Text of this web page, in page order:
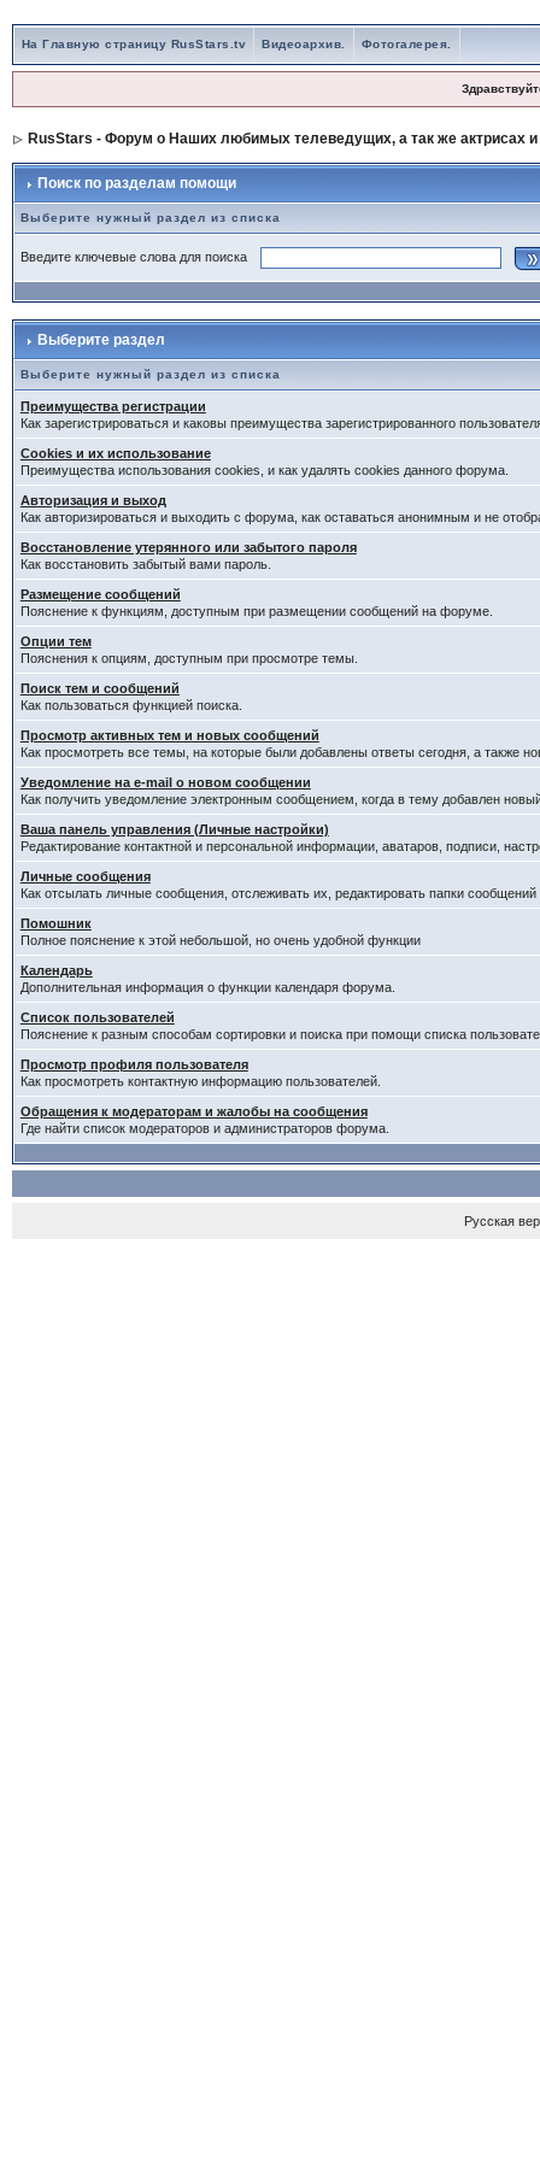
На Главную страницу RusStars.tv Видеоархив. Фотогалерея.
RusStars - Форум о Наших любимых телеведущих, а так же актрисах и
Поиск по разделам помощи
Выберите нужный раздел из списка
Введите ключевые слова для поиска
Выберите раздел
Выберите нужный раздел из списка
Преимущества регистрации
Как зарегистрироваться и каковы преимущества зарегистрированного
Cookies и их использование
Преимущества использования cookies, и как удалять cookies данного форума.
Авторизация и выход
Как авторизироваться и выходить с форума, как оставаться анонимным и не
Восстановление утерянного или забытого пароля
Как восстановить забытый вами пароль.
Размещение сообщений
Пояснение к функциям, доступным при размещении сообщений на форуме.
Опции тем
Пояснения к опциям, доступным при просмотре темы.
Поиск тем и сообщений
Как пользоваться функцией поиска.
Просмотр активных тем и новых сообщений
Как просмотреть все темы, на которые были добавлены ответы сегодня, а также
Уведомление на е-mail о новом сообщении
Как получить уведомление электронным сообщением, когда в тему добавлен
Ваша панель управления (Личные настройки)
Редактирование контактной и персональной информации, аватаров, подписи,
Личные сообщения
Как отсылать личные сообщения, отслеживать их, редактировать папки
Помошник
Полное пояснение к этой небольшой, но очень удобной функции
Календарь
Дополнительная информация о функции календаря форума.
Список пользователей
Пояснение к разным способам сортировки и поиска при помощи списка
Просмотр профиля пользователя
Как просмотреть контактную информацию пользователей.
Обращения к модераторам и жалобы на сообщения
Где найти список модераторов и администраторов форума.
Русская